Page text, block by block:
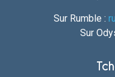
Sur Rumble :
Sur